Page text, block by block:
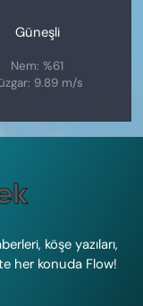
Güneşli
Nem: %61
9.89 m/s
köşe yazıları,
her konuda Flow!